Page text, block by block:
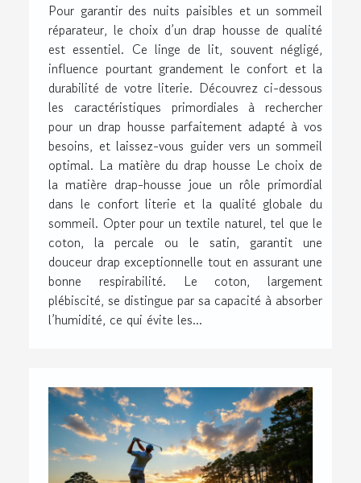
Pour garantir des nuits paisibles et un sommeil
réparateur, le choix d’un drap housse de qualité
est essentiel. Ce linge de lit, souvent négligé,
influence pourtant grandement le confort et la
durabilité de votre literie. Découvrez ci-dessous
les caractéristiques primordiales à rechercher
pour un drap housse parfaitement adapté à vos
besoins, et laissez-vous guider vers un sommeil
optimal. La matière du drap housse Le choix de
la matière drap-housse joue un rôle primordial
dans le confort literie et la qualité globale du
sommeil. Opter pour un textile naturel, tel que le
coton, la percale ou le satin, garantit une
douceur drap exceptionnelle tout en assurant une
bonne respirabilité. Le coton, largement
plébiscité, se distingue par sa capacité à absorber
l’humidité, ce qui évite les...